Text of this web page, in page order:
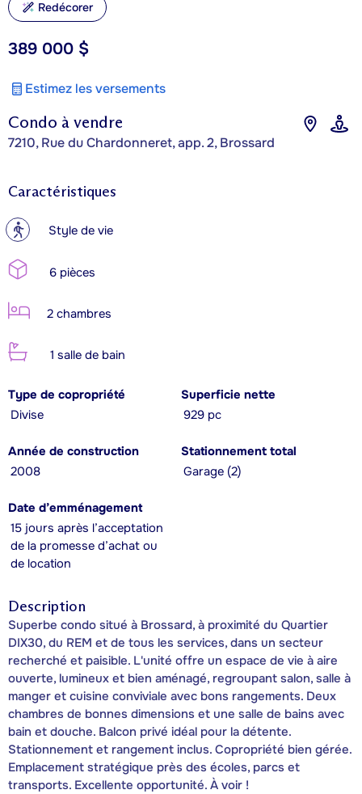
Condo à vendre
7210, Rue du Chardonneret, app. 2, Brossard
389 000 $
Estimez les versements
Redécorer
Caractéristiques
? Style de vie
6 pièces
2 chambres
1 salle de bain
Type de copropriété
Divise
Superficie nette
929 pc
Année de construction
2008
Stationnement total
Garage (2)
Date d’emménagement
15 jours après l’acceptation
de la promesse d’achat ou
de location
Description
Superbe condo situé à Brossard, à proximité du Quartier
DIX30, du REM et de tous les services, dans un secteur
recherché et paisible. L'unité offre un espace de vie à aire
ouverte, lumineux et bien aménagé, regroupant salon, salle à
manger et cuisine conviviale avec bons rangements. Deux
chambres de bonnes dimensions et une salle de bains avec
bain et douche. Balcon privé idéal pour la détente.
Stationnement et rangement inclus. Copropriété bien gérée.
Emplacement stratégique près des écoles, parcs et
transports. Excellente opportunité. À voir !